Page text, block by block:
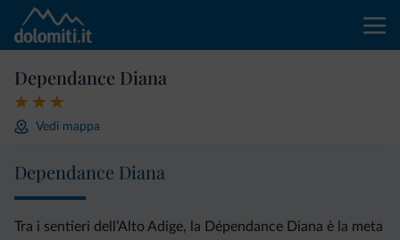
Dependance Diana
Vedi mappa
Dependance Diana
Tra i sentieri dell’Alto Adige, la Dépendance Diana è la meta